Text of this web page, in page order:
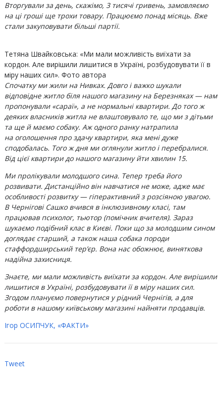
Вторгували за день, скажімо, 3 тисячі гривень, замовляємо
на ці гроші ще трохи товару. Працюємо понад місяць. Вже
стали закуповувати більші партії.
Тетяна Швайковська: «Ми мали можливість виїхати за
кордон. Але вирішили лишитися в Україні, розбудовувати її в
міру наших сил». Фото автора
Спочатку ми жили на Нивках. Довго і важко шукали
відповідне житло біля нашого магазину на Березняках — нам
пропонували «сараї», а не нормальні квартири. До того ж
деяких власників житла не влаштовувало те, що ми з дітьми
та ще й маємо собаку. Аж одного ранку натрапила
на оголошення про здачу квартири, яка мені дуже
сподобалась. Того ж дня ми оглянули житло і перебралися.
Від цієї квартири до нашого магазину йти хвилин 15.
Ми пролікували молодшого сина. Тепер треба його
розвивати. Дистанційно він навчатися не може, адже має
особливості розвитку — гіперактивний з розсіяною увагою.
В Чернігові Сашко вчився в інклюзивному класі, там
працював психолог, тьютор (помічник вчителя). Зараз
шукаємо подібний клас в Києві. Поки що за молодшим сином
доглядає старший, а також наша собака породи
стаффордширський тер’єр. Вона нас обожнює, виняткова
надійна захисниця.
Знаєте, ми мали можливість виїхати за кордон. Але вирішили
лишитися в Україні, розбудовувати її в міру наших сил.
Згодом плануємо повернутися у рідний Чернігів, а для
роботи в нашому київському магазині найняти продавців.
Ігор ОСИПЧУК, «ФАКТИ»
Tweet